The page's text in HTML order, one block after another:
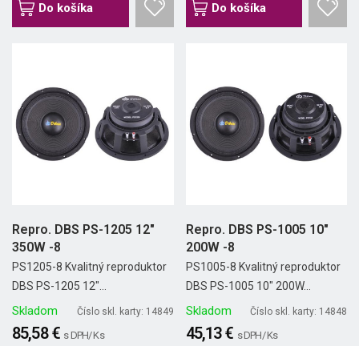
Do košíka Do košíka
Repro. DBS PS-1205 12"
350W -8
PS1205-8 Kvalitný reproduktor
DBS PS-1205 12"...
Skladom Číslo skl. karty: 14849
85,58 € s DPH/ Ks
Repro. DBS PS-1005 10"
200W -8
PS1005-8 Kvalitný reproduktor
DBS PS-1005 10" 200W...
Skladom Číslo skl. karty: 14848
45,13 € s DPH/ Ks